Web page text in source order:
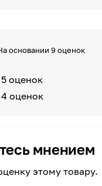
основании 9 оценок
5 оценок
4 оценок
мнением
этому товару.